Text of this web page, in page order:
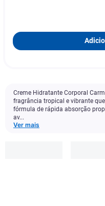
Creme Hidratante Corporal
fragrância tropical e vibrante
fórmula de rápida absorção
av...
Ver mais